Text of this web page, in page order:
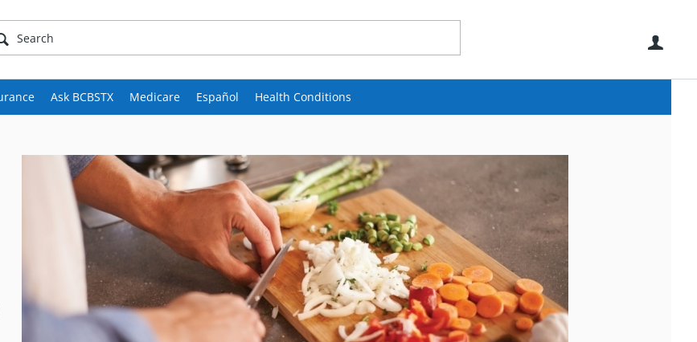
Ask BCBSTX Medicare Español Health Conditions